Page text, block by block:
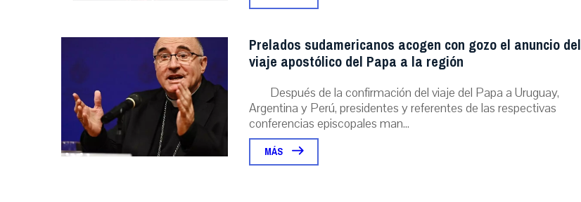
Prelados sudamericanos acogen con gozo el anuncio del
viaje apostólico del Papa a la región
Después de la confirmación del viaje del Papa a Uruguay,
Argentina y Perú, presidentes y referentes de las respectivas
conferencias episcopales man...
MÁS